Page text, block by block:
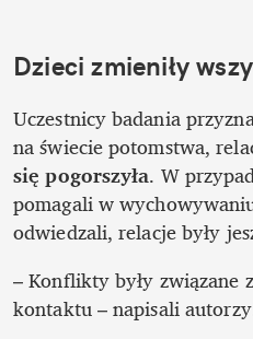
Dzieci zmieniły
Uczestnicy badania
na świecie potomstwa,
się pogorszyła. W
pomagali w
odwiedzali, relacje były
– Konflikty były związane
kontaktu – napisali